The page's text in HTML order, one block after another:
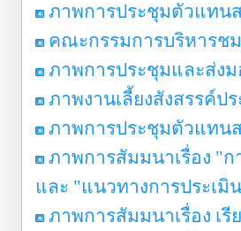
ภาพการประชุมตัวแทน
คณะกรรมการบริหารชม
ภาพการประชุมและส่ง
ภาพงานเลี้ยงสังสรรค์ปร
ภาพการประชุมตัวแทนส
ภาพการสัมมนาเรื่อง "ก
และ "แนวทางการประเมิ
ภาพการสัมมนาเรื่อง เรี